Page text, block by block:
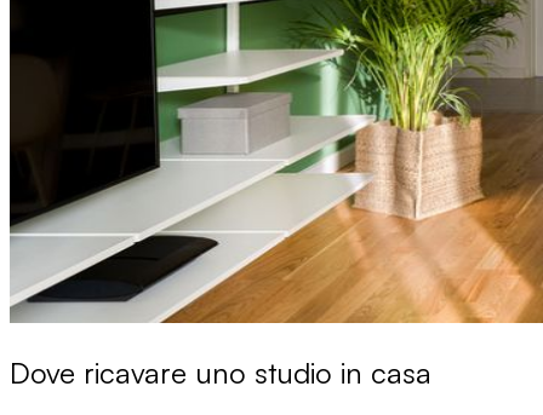
Dove ricavare uno studio in casa